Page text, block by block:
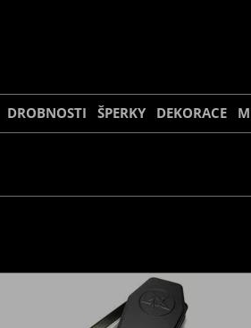
DROBNOSTI ŠPERKY DEKORACE